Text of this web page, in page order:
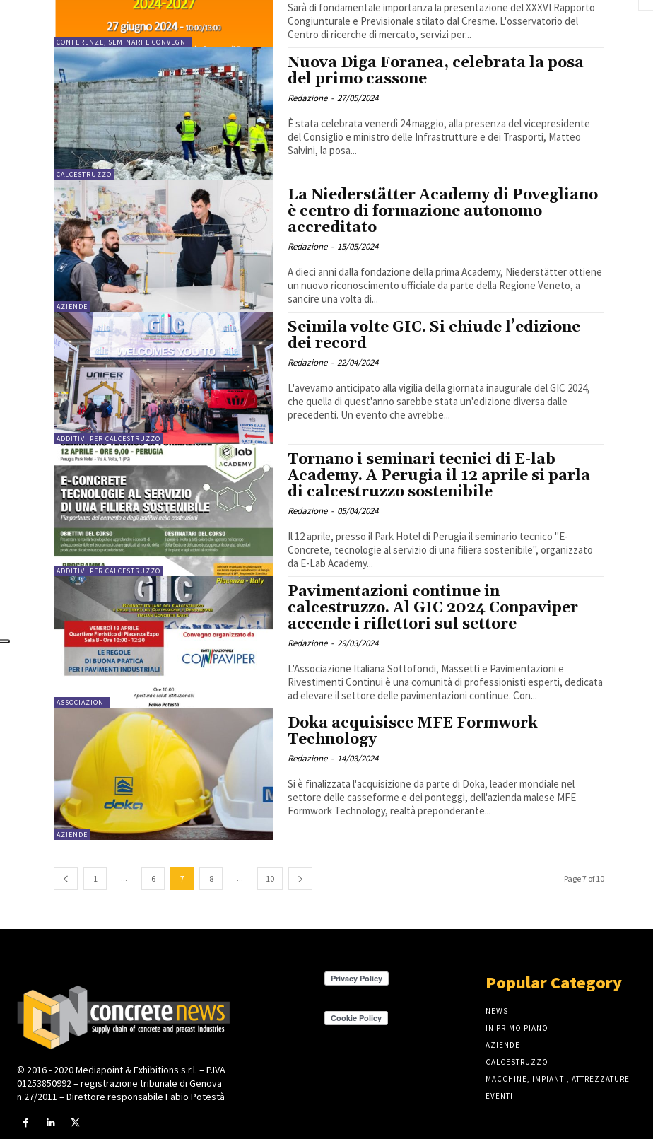
CONFERENZE, SEMINARI E CONVEGNI
Sarà di fondamentale importanza la presentazione del XXXVI Rapporto
Congiunturale e Previsionale stilato dal Cresme. L'osservatorio del
Centro di ricerche di mercato, servizi per...
CALCESTRUZZO
Nuova Diga Foranea, celebrata la posa
del primo cassone
Redazione - 27/05/2024
È stata celebrata venerdì 24 maggio, alla presenza del vicepresidente
del Consiglio e ministro delle Infrastrutture e dei Trasporti, Matteo
Salvini, la posa...
AZIENDE
La Niederstätter Academy di Povegliano
è centro di formazione autonomo
accreditato
Redazione - 15/05/2024
A dieci anni dalla fondazione della prima Academy, Niederstätter ottiene
un nuovo riconoscimento ufficiale da parte della Regione Veneto, a
sancire una volta di...
ADDITIVI PER CALCESTRUZZO
Seimila volte GIC. Si chiude l’edizione
dei record
Redazione - 22/04/2024
L'avevamo anticipato alla vigilia della giornata inaugurale del GIC 2024,
che quella di quest'anno sarebbe stata un'edizione diversa dalle
precedenti. Un evento che avrebbe...
ADDITIVI PER CALCESTRUZZO
Tornano i seminari tecnici di E-lab
Academy. A Perugia il 12 aprile si parla
di calcestruzzo sostenibile
Redazione - 05/04/2024
Il 12 aprile, presso il Park Hotel di Perugia il seminario tecnico "E-
Concrete, tecnologie al servizio di una filiera sostenibile", organizzato
da E-Lab Academy...
ASSOCIAZIONI
Pavimentazioni continue in
calcestruzzo. Al GIC 2024 Conpaviper
accende i riflettori sul settore
Redazione - 29/03/2024
L'Associazione Italiana Sottofondi, Massetti e Pavimentazioni e
Rivestimenti Continui è una comunità di professionisti esperti, dedicata
ad elevare il settore delle pavimentazioni continue. Con...
AZIENDE
Doka acquisisce MFE Formwork
Technology
Redazione - 14/03/2024
Si è finalizzata l'acquisizione da parte di Doka, leader mondiale nel
settore delle casseforme e dei ponteggi, dell'azienda malese MFE
Formwork Technology, realtà preponderante...
1 ... 6 7 8 ... 10 Page 7 of 10
© 2016 - 2020 Mediapoint & Exhibitions s.r.l. – P.IVA
01253850992 – registrazione tribunale di Genova
n.27/2011 – Direttore responsabile Fabio Potestà
Popular Category
NEWS
IN PRIMO PIANO
AZIENDE
CALCESTRUZZO
MACCHINE, IMPIANTI, ATTREZZATURE
EVENTI